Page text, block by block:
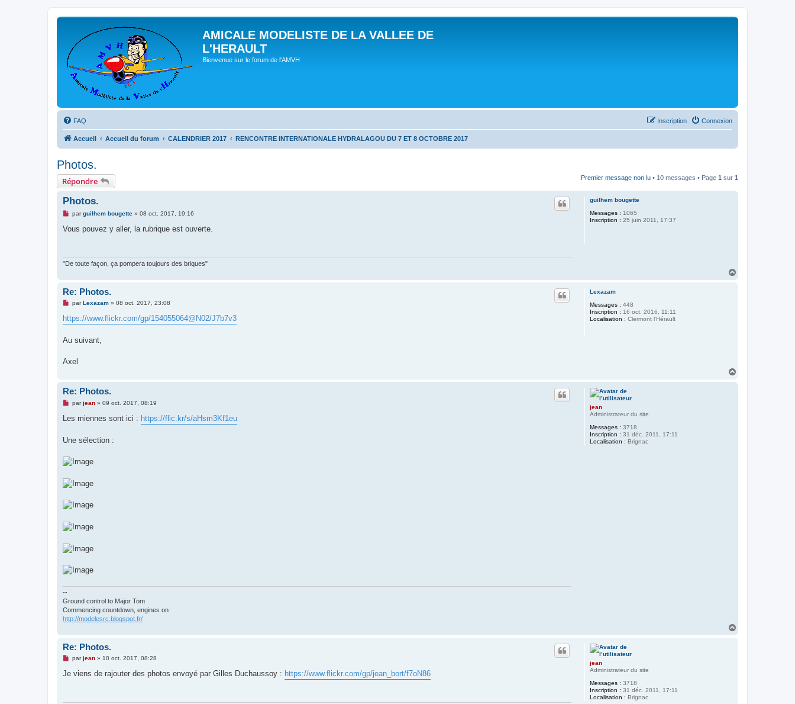
AMICALE MODELISTE DE LA VALLEE DE
L'HERAULT
Bienvenue sur le forum de l'AMVH
FAQ Connexion
Inscription
Accueil Accueil du forum CALENDRIER 2017 RENCONTRE INTERNATIONALE HYDRALAGOU DU 7 ET 8 OCTOBRE 2017
Photos.
Répondre Premier message non lu • 10 messages • Page 1 sur 1
guilhem bougette
Messages : 1065
Inscription : 25 juin 2011, 17:37
Photos.
M
s
n
u
parguilhem bougette» 08 oct. 2017, 19:16
Vous pouvez y aller, la rubrique est ouverte.
"De toute façon, ça pompera toujours des briques"
Lexazam
Messages : 448
Inscription : 16 oct. 2016, 11:11
Localisation : Clermont l'Hérault
Re: Photos.
M
s
s
g
e
o
n
u
parLexazam» 08 oct. 2017, 23:08
https://www.flickr.com/gp/154055064@N02/J7b7v3
Au suivant,
Axel
jean
Administrateur du site
Messages : 3718
Inscription : 31 déc. 2011, 17:11
Localisation : Brignac
Re: Photos.
M
s
g
e
o
n
u
parjean» 09 oct. 2017, 08:19
Les miennes sont ici : https://flic.kr/s/aHsm3Kf1eu
Une sélection :
--
Ground control to Major Tom
Commencing countdown, engines on
http://modelesrc.blogspot.fr/
jean
Administrateur du site
Messages : 3718
Inscription : 31 déc. 2011, 17:11
Localisation : Brignac
Re: Photos.
M
s
parjean» 10 oct. 2017, 08:28
Je viens de rajouter des photos envoyé par Gilles Duchaussoy : https://www.flickr.com/gp/jean_bort/f7oN86